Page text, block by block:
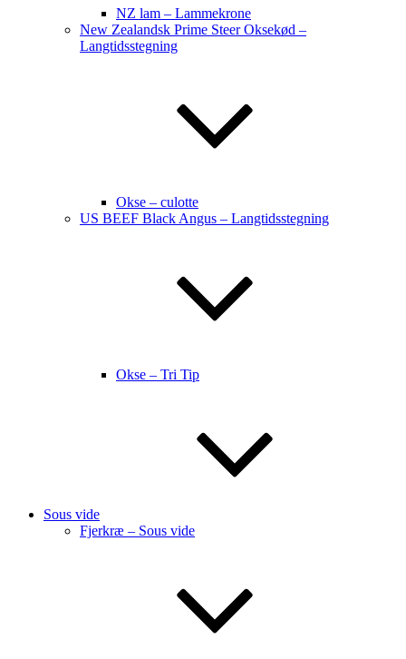
NZ lam – Lammekrone
New Zealandsk Prime Steer Oksekød –
Langtidsstegning
Okse – culotte
US BEEF Black Angus – Langtidsstegning
Okse – Tri Tip
Sous vide
Fjerkræ – Sous vide